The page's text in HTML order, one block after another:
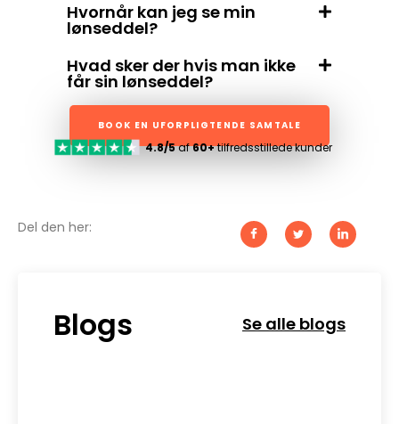
Hvornår kan jeg se min
lønseddel?
Hvad sker der hvis man ikke
får sin lønseddel?
BOOK EN UFORPLIGTENDE SAMTALE
4.8/5af60+tilfredsstillede kunder
Del den her:
Blogs Se alle blogs